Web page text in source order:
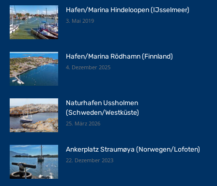
Hafen/Marina Hindeloopen (IJsselmeer)
3. Mai 2019
Hafen/Marina Rödhamn (Finnland)
4. Dezember 2025
Naturhafen Ussholmen
(Schweden/Westküste)
25. März 2026
Ankerplatz Straumøya (Norwegen/Lofoten)
22. Dezember 2023